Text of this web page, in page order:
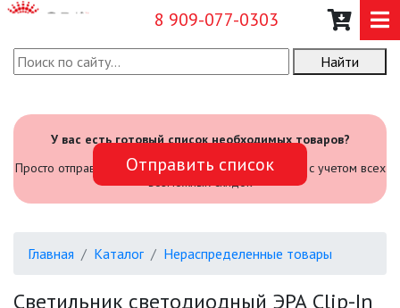
8 909-077-0303
О КОМПАНИИ
САДОВЫЙ ИНВЕНТАРЬ И
ИНСТРУМЕНТЫ
ОФИСНЫЕ ПОДВЕСНЫЕ
Найти
У вас есть готовый список необходимых товаров?
Просто отправьте его нам и мы посчитаем стоимость с учетом всех
возможных скидок
Отправить список
Главная Каталог Нераспределенные товары
Светильник светодиодный ЭРА Clip-In